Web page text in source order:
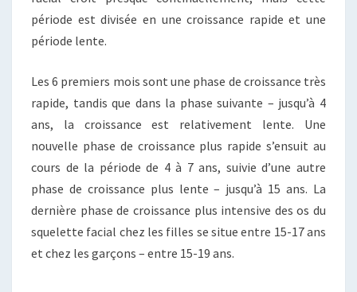
période est divisée en une croissance rapide et une
période lente.
Les 6 premiers mois sont une phase de croissance très
rapide, tandis que dans la phase suivante – jusqu’à 4
ans, la croissance est relativement lente. Une
nouvelle phase de croissance plus rapide s’ensuit au
cours de la période de 4 à 7 ans, suivie d’une autre
phase de croissance plus lente – jusqu’à 15 ans. La
dernière phase de croissance plus intensive des os du
squelette facial chez les filles se situe entre 15-17 ans
et chez les garçons – entre 15-19 ans.